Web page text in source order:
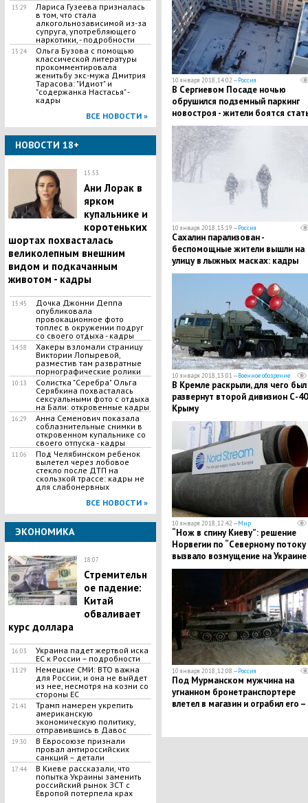
15:29
Лариса Гузеева призналась
в том, что стала
алкогольнозависимой из-за
супруга, употребляющего
наркотики, - подробности
15:24
Ольга Бузова с помощью
классической литературы
прокомментировала
женитьбу экс-мужа Дмитрия
Тарасова: "Идиот" и
"содержанка Настасья" -
кадры
ВСЕ НОВОСТИ »
НОВОСТИ 18+
15:53
Ани Лорак в
ярком
купальнике и
коротеньких
шортах похвасталась
великолепным внешним
видом и подкачанным
животом - кадры
15:45
Дочка Джонни Деппа
опубликовала
провокационное фото
топлес в окружении подруг
со своего отдыха - кадры
14:58
Хакеры взломали страницу
Виктории Лопыревой,
разместив там развратные
порнографические ролики
10:13
Солистка "Серебра" Ольга
Серябкина похвасталась
сексуальными фото с отдыха
на Бали: откровенные кадры
16:29
Анна Семенович показала
соблазнительные снимки в
откровенном купальнике со
своего отпуска - кадры
11:06
Под Челябинском ребенок
вылетел через лобовое
стекло после ДТП на
скользкой трассе: кадры не
для слабонервных
ВСЕ НОВОСТИ »
ЭКОНОМИКА
18:07
Стремительн
ое падение:
Китай
обваливает
курс доллара
16:03
Украина падет жертвой иска
ЕС к России – подробности
11:29
Немецкие СМИ: ВТО важна
для России, и она не выйдет
из нее, несмотря на козни со
стороны ЕС
21:41
Трамп намерен укрепить
американскую
экономическую политику,
отправившись в Давос
19:30
В Евросоюзе признали
провал антироссийских
санкций – детали
17:44
В Киеве рассказали, что
попытка Украины заменить
российский рынок ЗСТ с
Европой потерпела крах
10 января 2018, 14:02 —Россия
В Сергиевом Посаде ночью
обрушился подземный паркинг
новостроя - жители боятся
жертвами дома: кадры
10 января 2018, 13:19 —Россия
Сахалин парализован -
беспомощные жители вышли на
улицу в лыжных масках: кадры
10 января 2018, 13:01 —Военное обозрение
В Кремле раскрыли, для чего был
развернут второй дивизион С-
Крыму
10 января 2018, 12:42 —Мир
“Нож в спину Киеву”: решение
Норвегии по “Северному потоку
вызвало возмущение на Украине
10 января 2018, 12:08 —Россия
Под Мурманском мужчина на
угнанном бронетранспортере
влетел в магазин и ограбил его –